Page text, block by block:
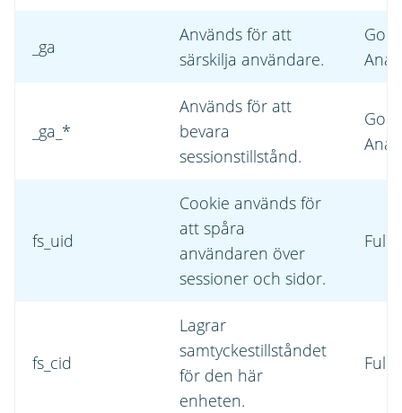
_ga
Används för att
särskilja användare.
_ga_*
Används för att
bevara
sessionstillstånd.
fs_uid
Cookie används för
att spåra
användaren över
sessioner och sidor.
fs_cid
Lagrar
samtyckestillståndet
för den här
enheten.